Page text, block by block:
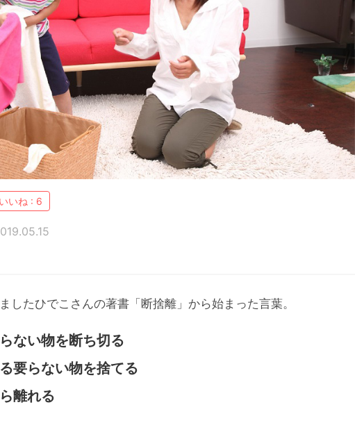
いいね : 6
したひでこさんの著書「断捨離」から始まった言葉。
ない物を断ち切る
要らない物を捨てる
離れる